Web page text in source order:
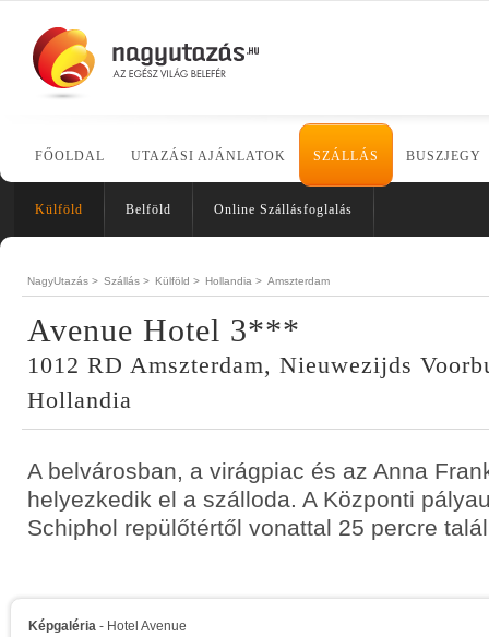
FŐOLDAL UTAZÁSI AJÁNLATOK SZÁLLÁS BUSZJEGY
Külföld Belföld Online Szállásfoglalás
NagyUtazás > Szállás > Külföld > Hollandia > Amszterdam
Avenue Hotel 3***
1012 RD Amszterdam, Nieuwezijds
Hollandia
A belvárosban, a virágpiac és az Anna
helyezkedik el a szálloda. A Központi
Schiphol repülőtértől vonattal 25 percre
Képgaléria - Hotel Avenue